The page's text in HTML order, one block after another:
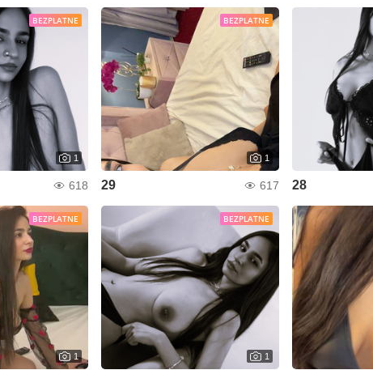
BEZPLATNE
1
618
BEZPLATNE
1
29 617 28
BEZPLATNE
1
BEZPLATNE
1